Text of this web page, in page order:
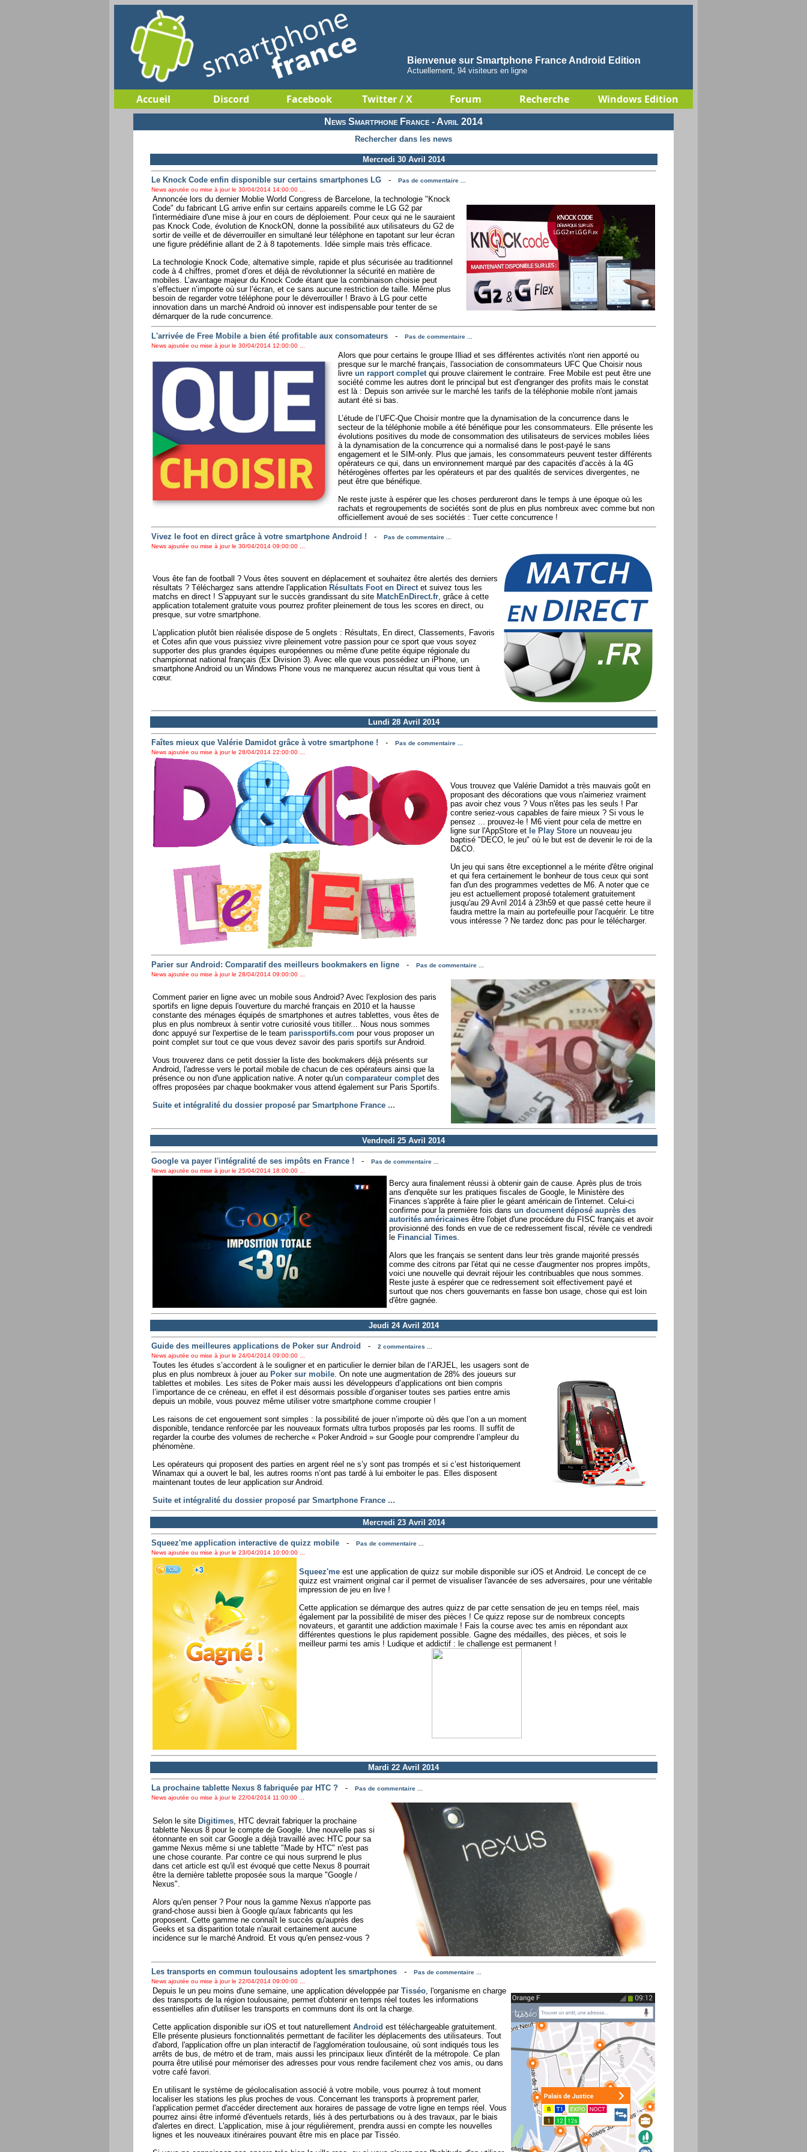
Bienvenue sur Smartphone France Android Edition
Actuellement, 94 visiteurs en ligne
Accueil Discord Facebook Twitter / X Forum Recherche Windows Edition
News Smartphone France - Avril 2014
Rechercher dans les news
Mercredi 30 Avril 2014
Le Knock Code enfin disponible sur certains smartphones LG-
Pas de commentaire ...
News ajoutée ou mise à jour le 30/04/2014 14:00:00 ...
Annoncée lors du dernier Moblie World Congress de Barcelone, la technologie "Knock
Code" du fabricant LG arrive enfin sur certains appareils comme le LG G2 par
l'intermédiaire d'une mise à jour en cours de déploiement. Pour ceux qui ne le sauraient
pas Knock Code, évolution de KnockON, donne la possibilité aux utilisateurs du G2 de
sortir de veille et de déverrouiller en simultané leur téléphone en tapotant sur leur écran
une figure prédéfinie allant de 2 à 8 tapotements. Idée simple mais très efficace.
La technologie Knock Code, alternative simple, rapide et plus sécurisée au traditionnel
code à 4 chiffres, promet d’ores et déjà de révolutionner la sécurité en matière de
mobiles. L’avantage majeur du Knock Code étant que la combinaison choisie peut
s’effectuer n’importe où sur l’écran, et ce sans aucune restriction de taille. Même plus
besoin de regarder votre téléphone pour le déverrouiller ! Bravo à LG pour cette
innovation dans un marché Android où innover est indispensable pour tenter de se
démarquer de la rude concurrence.
L'arrivée de Free Mobile a bien été profitable aux consomateurs-
Pas de commentaire ...
News ajoutée ou mise à jour le 30/04/2014 12:00:00 ...
Alors que pour certains le groupe Illiad et ses différentes activités n'ont rien apporté ou
presque sur le marché français, l'association de consommateurs UFC Que Choisir nous
livre un rapport completqui prouve clairement le contraire. Free Mobile est peut être une
société comme les autres dont le principal but est d'engranger des profits mais le constat
est là : Depuis son arrivée sur le marché les tarifs de la téléphonie mobile n'ont jamais
autant été si bas.
L’étude de l’UFC-Que Choisir montre que la dynamisation de la concurrence dans le
secteur de la téléphonie mobile a été bénéfique pour les consommateurs. Elle présente les
évolutions positives du mode de consommation des utilisateurs de services mobiles liées
à la dynamisation de la concurrence qui a normalisé dans le post-payé le sans
engagement et le SIM-only. Plus que jamais, les consommateurs peuvent tester différents
opérateurs ce qui, dans un environnement marqué par des capacités d’accès à la 4G
hétérogènes offertes par les opérateurs et par des qualités de services divergentes, ne
peut être que bénéfique.
Ne reste juste à espérer que les choses perdureront dans le temps à une époque où les
rachats et regroupements de sociétés sont de plus en plus nombreux avec comme but non
officiellement avoué de ses sociétés : Tuer cette concurrence !
Vivez le foot en direct grâce à votre smartphone Android ! -
Pas de commentaire ...
News ajoutée ou mise à jour le 30/04/2014 09:00:00 ...
Vous ête fan de football ? Vous êtes souvent en déplacement et souhaitez être alertés des derniers
résultats ? Téléchargez sans attendre l'application Résultats Foot en Directet suivez tous les
matchs en direct ! S'appuyant sur le succès grandissant du site MatchEnDirect.fr, grâce à cette
application totalement gratuite vous pourrez profiter pleinement de tous les scores en direct, ou
presque, sur votre smartphone.
L'application plutôt bien réalisée dispose de 5 onglets : Résultats, En direct, Classements, Favoris
et Cotes afin que vous puissiez vivre pleinement votre passion pour ce sport que vous soyez
supporter des plus grandes équipes européennes ou même d'une petite équipe régionale du
championnat national français (Ex Division 3). Avec elle que vous possédiez un iPhone, un
smartphone Android ou un Windows Phone vous ne manquerez aucun résultat qui vous tient à
cœur.
Lundi 28 Avril 2014
Faîtes mieux que Valérie Damidot grâce à votre smartphone ! -
Pas de commentaire ...
News ajoutée ou mise à jour le 28/04/2014 22:00:00 ...
Vous trouvez que Valérie Damidot a très mauvais goût en
proposant des décorations que vous n'aimeriez vraiment
pas avoir chez vous ? Vous n'êtes pas les seuls ! Par
contre seriez-vous capables de faire mieux ? Si vous le
pensez ... prouvez-le ! M6 vient pour cela de mettre en
ligne sur l'AppStore et le Play Storeun nouveau jeu
baptisé "DECO, le jeu" où le but est de devenir le roi de la
D&CO.
Un jeu qui sans être exceptionnel a le mérite d'être original
et qui fera certainement le bonheur de tous ceux qui sont
fan d'un des programmes vedettes de M6. A noter que ce
jeu est actuellement proposé totalement gratuitement
jusqu'au 29 Avril 2014 à 23h59 et que passé cette heure il
faudra mettre la main au portefeuille pour l'acquérir. Le titre
vous intéresse ? Ne tardez donc pas pour le télécharger.
Parier sur Android: Comparatif des meilleurs bookmakers en ligne-
Pas de commentaire ...
News ajoutée ou mise à jour le 28/04/2014 09:00:00 ...
Comment parier en ligne avec un mobile sous Android? Avec l'explosion des paris
sportifs en ligne depuis l'ouverture du marché français en 2010 et la hausse
constante des ménages équipés de smartphones et autres tablettes, vous êtes de
plus en plus nombreux à sentir votre curiosité vous titiller... Nous nous sommes
donc appuyé sur l'expertise de le team parissportifs.com pour vous proposer un
point complet sur tout ce que vous devez savoir des paris sportifs sur Android.
Vous trouverez dans ce petit dossier la liste des bookmakers déjà présents sur
Android, l'adresse vers le portail mobile de chacun de ces opérateurs ainsi que la
présence ou non d'une application native. A noter qu'un comparateur completdes
offres proposées par chaque bookmaker vous attend également sur Paris Sportifs.
Suite et intégralité du dossier proposé par Smartphone France ...
Vendredi 25 Avril 2014
Google va payer l'intégralité de ses impôts en France ! -
Pas de commentaire ...
News ajoutée ou mise à jour le 25/04/2014 18:00:00 ...
Bercy aura finalement réussi à obtenir gain de cause. Après plus de trois
ans d'enquête sur les pratiques fiscales de Google, le Ministère des
Finances s'apprête à faire plier le géant américain de l'internet. Celui-ci
confirme pour la première fois dans un document déposé auprès des
autorités américainesêtre l'objet d'une procédure du FISC français et avoir
provisionné des fonds en vue de ce redressement fiscal, révèle ce vendredi
le Financial Times.
Alors que les français se sentent dans leur très grande majorité pressés
comme des citrons par l'état qui ne cesse d'augmenter nos propres impôts,
voici une nouvelle qui devrait réjouir les contribuables que nous sommes.
Reste juste à espérer que ce redressement soit effectivement payé et
surtout que nos chers gouvernants en fasse bon usage, chose qui est loin
d'être gagnée.
Jeudi 24 Avril 2014
Guide des meilleures applications de Poker sur Android -
2 commentaires ...
News ajoutée ou mise à jour le 24/04/2014 09:00:00 ...
Toutes les études s’accordent à le souligner et en particulier le dernier bilan de l’ARJEL, les usagers sont de
plus en plus nombreux à jouer au Poker sur mobile. On note une augmentation de 28% des joueurs sur
tablettes et mobiles. Les sites de Poker mais aussi les développeurs d’applications ont bien compris
l’importance de ce créneau, en effet il est désormais possible d’organiser toutes ses parties entre amis
depuis un mobile, vous pouvez même utiliser votre smartphone comme croupier !
Les raisons de cet engouement sont simples : la possibilité de jouer n’importe où dès que l’on a un moment
disponible, tendance renforcée par les nouveaux formats ultra turbos proposés par les rooms. Il suffit de
regarder la courbe des volumes de recherche « Poker Android » sur Google pour comprendre l’ampleur du
phénomène.
Les opérateurs qui proposent des parties en argent réel ne s’y sont pas trompés et si c’est historiquement
Winamax qui a ouvert le bal, les autres rooms n’ont pas tardé à lui emboiter le pas. Elles disposent
maintenant toutes de leur application sur Android.
Suite et intégralité du dossier proposé par Smartphone France ...
Mercredi 23 Avril 2014
Squeez'me application interactive de quizz mobile-
Pas de commentaire ...
News ajoutée ou mise à jour le 23/04/2014 10:00:00 ...
Squeez'meest une application de quizz sur mobile disponible sur iOS et Android. Le concept de ce
quizz est vraiment original car il permet de visualiser l'avancée de ses adversaires, pour une véritable
impression de jeu en live !
Cette application se démarque des autres quizz de par cette sensation de jeu en temps réel, mais
également par la possibilité de miser des pièces ! Ce quizz repose sur de nombreux concepts
novateurs, et garantit une addiction maximale ! Fais la course avec tes amis en répondant aux
différentes questions le plus rapidement possible. Gagne des médailles, des pièces, et sois le
meilleur parmi tes amis ! Ludique et addictif : le challenge est permanent !
Mardi 22 Avril 2014
La prochaine tablette Nexus 8 fabriquée par HTC ?-
Pas de commentaire ...
News ajoutée ou mise à jour le 22/04/2014 11:00:00 ...
Selon le site Digitimes, HTC devrait fabriquer la prochaine
tablette Nexus 8 pour le compte de Google. Une nouvelle pas si
étonnante en soit car Google a déjà travaillé avec HTC pour sa
gamme Nexus même si une tablette "Made by HTC" n'est pas
une chose courante. Par contre ce qui nous surprend le plus
dans cet article est qu'il est évoqué que cette Nexus 8 pourrait
être la dernière tablette proposée sous la marque "Google /
Nexus".
Alors qu'en penser ? Pour nous la gamme Nexus n'apporte pas
grand-chose aussi bien à Google qu'aux fabricants qui les
proposent. Cette gamme ne connaît le succès qu'auprès des
Geeks et sa disparition totale n'aurait certainement aucune
incidence sur le marché Android. Et vous qu'en pensez-vous ?
Les transports en commun toulousains adoptent les smartphones-
Pas de commentaire ...
News ajoutée ou mise à jour le 22/04/2014 09:00:00 ...
Depuis le un peu moins d'une semaine, une application développée par Tisséo, l'organisme en charge
des transports de la région toulousaine, permet d'obtenir en temps réel toutes les informations
essentielles afin d'utiliser les transports en communs dont ils ont la charge.
Cette application disponible sur iOS et tout naturellement Android est téléchargeable gratuitement.
Elle présente plusieurs fonctionnalités permettant de faciliter les déplacements des utilisateurs. Tout
d'abord, l'application offre un plan interactif de l'agglomération toulousaine, où sont indiqués tous les
arrêts de bus, de métro et de tram, mais aussi les principaux lieux d'intérêt de la métropole. Ce plan
pourra être utilisé pour mémoriser des adresses pour vous rendre facilement chez vos amis, ou dans
votre café favori.
En utilisant le système de géolocalisation associé à votre mobile, vous pourrez à tout moment
localiser les stations les plus proches de vous. Concernant les transports à proprement parler,
l'application permet d'accéder directement aux horaires de passage de votre ligne en temps réel. Vous
pourrez ainsi être informé d'éventuels retards, liés à des perturbations ou à des travaux, par le biais
d'alertes en direct. L'application, mise à jour régulièrement, prendra aussi en compte les nouvelles
lignes et les nouveaux itinéraires pouvant être mis en place par Tisséo.